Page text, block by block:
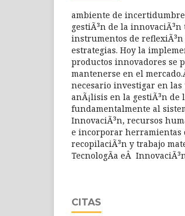
ambiente de
gestiÃ³n de la
instrumentos de
estrategias. Hoy la
productos innovadores se
mantenerse en el
necesario investigar en
anÃ¡lisis en la gestiÃ³n
fundamentalmente al
InnovaciÃ³n, recursos
e incorporar herramientas
recopilaciÃ³n y trabajo
TecnologÃ­a eÂ
CITAS